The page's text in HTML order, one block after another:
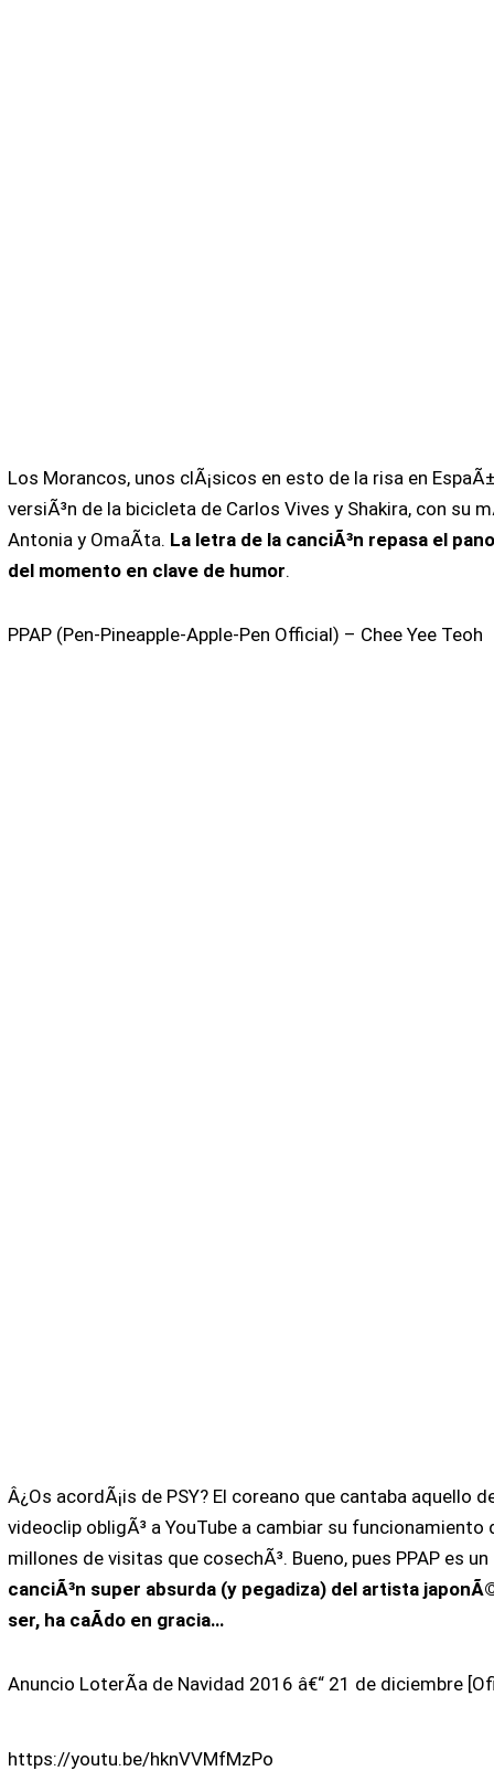
Los Morancos, unos clÃ¡sicos en esto de la risa en
versiÃ³n de la bicicleta de Carlos Vives y Shakira, con su
Antonia y OmaÃ­ta. La letra de la canciÃ³n repasa el
del momento en clave de humor.
PPAP (Pen-Pineapple-Apple-Pen Official) – Chee Yee Teoh
Â¿Os acordÃ¡is de PSY? El coreano que cantaba aquello
videoclip obligÃ³ a YouTube a cambiar su funcionamiento
millones de visitas que cosechÃ³. Bueno, pues PPAP es
canciÃ³n super absurda (y pegadiza) del artista
ser, ha caÃ­do en gracia…
Anuncio LoterÃ­a de Navidad 2016 â€“ 21 de diciembre
https://youtu.be/hknVVMfMzPo